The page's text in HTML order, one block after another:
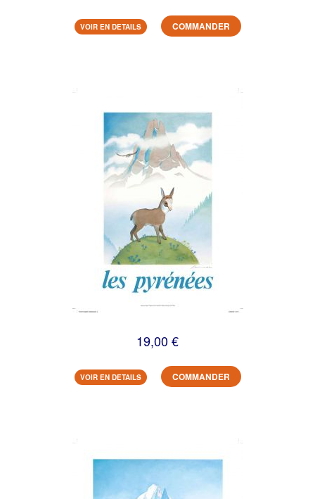
VOIR EN DETAILS COMMANDER
19,00 €
VOIR EN DETAILS COMMANDER